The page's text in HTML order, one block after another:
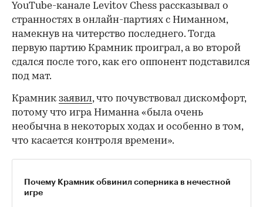
YouTube-канале Levitov Chess рассказывал о
странностях в онлайн-партиях с Ниманном,
намекнув на читерство последнего. Тогда
первую партию Крамник проиграл, а во второй
сдался после того, как его оппонент подставился
под мат.
Крамник заявил, что почувствовал дискомфорт,
потому что игра Ниманна «была очень
необычна в некоторых ходах и особенно в том,
что касается контроля времени».
Почему Крамник обвинил соперника в нечестной
игре